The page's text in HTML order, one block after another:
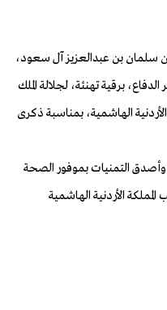
سلمان بن عبدالعزيز آل سعود،
برقية تهنئة، لجلالة الملك
الهاشمية، بمناسبة ذكرى
التمنيات بموفور الصحة
الأردنية الهاشمية